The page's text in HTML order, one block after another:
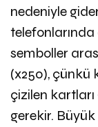
nedeniyle
semboller
(x250), çünkü
çizilen
gerekir.